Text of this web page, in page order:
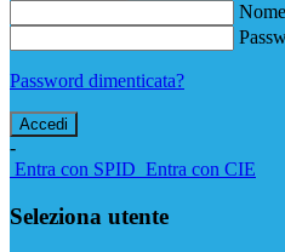
Password dimenticata?
-
Entra con SPID Entra con CIE
Seleziona utente